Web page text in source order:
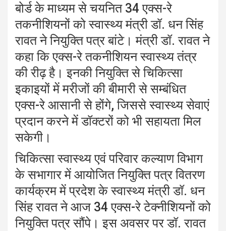
बोर्ड के माध्यम से चयनित 34 एक्स-रे
तकनीशियनों को स्वास्थ्य मंत्री डॉ. धन सिंह
रावत ने नियुक्ति पत्र बांटे। मंत्री डॉ. रावत ने
कहा कि एक्स-रे तकनीशियन स्वास्थ्य तंत्र
की रीढ़ है। इनकी नियुक्ति से चिकित्सा
इकाइयों में मरीजों की बीमारी से सम्बंधित
एक्स-रे आसानी से होंगे, जिससे स्वास्थ्य सेवाएं
प्रदान करने में डॉक्टरों को भी सहायता मिल
सकेगी।
चिकित्सा स्वास्थ्य एवं परिवार कल्याण विभाग
के सभागार में आयोजित नियुक्ति पत्र वितरण
कार्यक्रम में प्रदेश के स्वास्थ्य मंत्री डॉ. धन
सिंह रावत ने आज 34 एक्स-रे टेक्नीशियनों को
नियुक्ति पत्र सौंपे। इस अवसर पर डॉ. रावत